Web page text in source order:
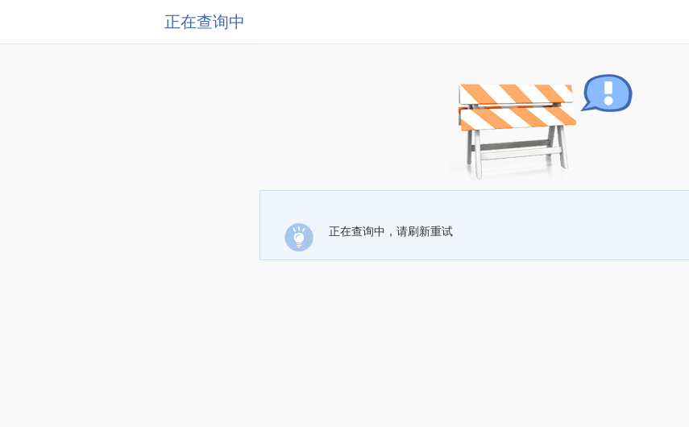
正在查询中
正在查询中，请刷新重试